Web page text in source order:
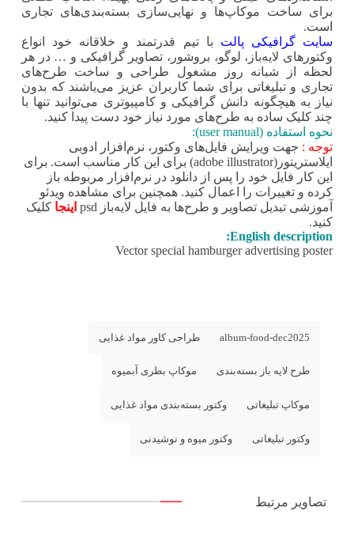
برای ساخت موکاپ‌ها و نهایی‌سازی بسته‌بندی‌های تجاری
است.
سایت گرافیکی پالت با تیم قدرتمند و خلاقانه خود انواع
وکتورهای لایه‌باز، لوگو، بروشور، تصاویر گرافیکی و … در هر
لحظه از شبانه روز مشغول طراحی و ساخت طرح‌های
تجاری و تبلیغاتی برای شما کاربران عزیز می‌باشند که بدون
نیاز به هیچگونه دانش گرافیکی و کامپیوتری می‌توانید تنها با
چند کلیک ساده به طرح‌های مورد نیاز خود دست پیدا کنید.
نحوه استفاده (user manual):
توجه : جهت ویرایش فایل‌های وکتور، نرم‌افزار ادوبی
ایلاستریتور(adobe illustrator) برای این کار مناسب است. برای
این کار فایل خود را پس از دانلود در نرم‌افزار مربوطه باز
کرده و تغییرات را اعمال کنید. همچنین برای مشاهده ویدئو
آموزشی تبدیل تصاویر و طرح‌ها به فایل لایه‌باز psd
اینجا کلیک
کنید.
English description:
Vector special hamburger advertising poster
album-food-dec2025 طراحی کاور مواد غذایی
طرح لایه باز بسته‌بندی موکاپ بطری آبمیوه
موکاپ تبلیغاتی وکتور بسته‌بندی مواد غذایی
وکتور تبلیغاتی وکتور میوه و نوشیدنی
تصاویر مرتبط